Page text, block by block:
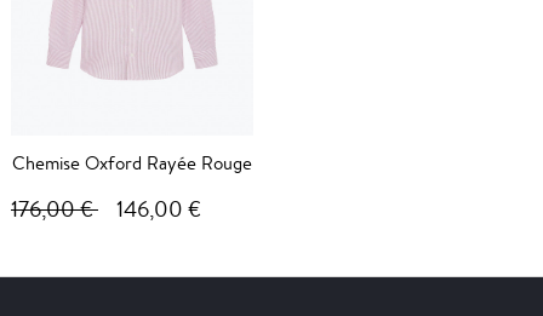
Chemise Oxford Rayée Rouge
176,00 € 146,00 €